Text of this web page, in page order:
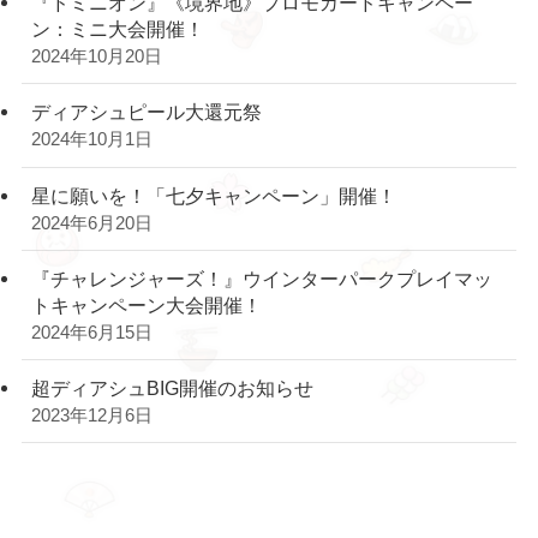
ン：ミニ大会開催！
2024年10月20日
ディアシュピール大還元祭
2024年10月1日
星に願いを！「七夕キャンペーン」開催！
2024年6月20日
『チャレンジャーズ！』ウインターパークプレイマッ
トキャンペーン大会開催！
2024年6月15日
超ディアシュBIG開催のお知らせ
2023年12月6日